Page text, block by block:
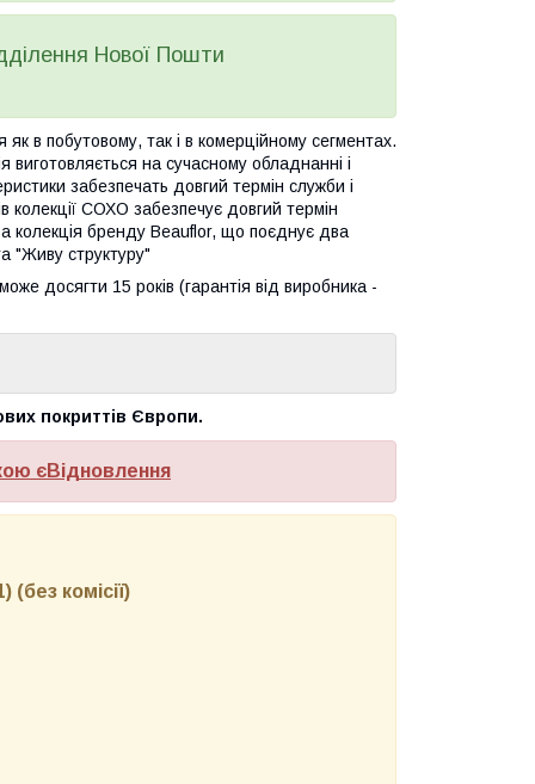
Нової Пошти
як в побутовому, так і в комерційному сегментах.
на сучасному обладнанні і
забезпечать довгий термін служби і
колекції СОХО забезпечує довгий термін
колекція бренду Beauflor, що поєднує два
"Живу структуру"
досягти 15 років (гарантія від виробника -
покриттів Європи.
єВідновлення
комісії)